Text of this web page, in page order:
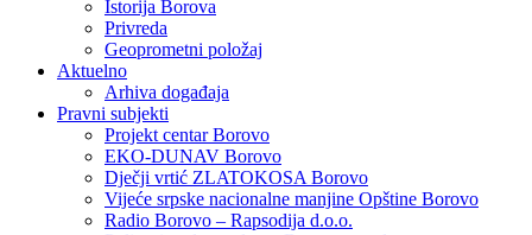
Istorija Borova
Privreda
Geoprometni položaj
Aktuelno
Arhiva događaja
Pravni subjekti
Projekt centar Borovo
EKO-DUNAV Borovo
Dječji vrtić ZLATOKOSA Borovo
Vijeće srpske nacionalne manjine Opštine Borovo
Radio Borovo – Rapsodija d.o.o.